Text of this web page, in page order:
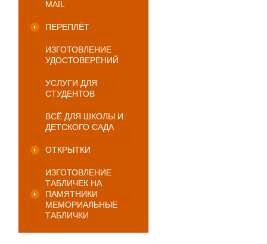
MAIL
ПЕРЕПЛЁТ
ИЗГОТОВЛЕНИЕ
УДОСТОВЕРЕНИЙ
УСЛУГИ ДЛЯ
СТУДЕНТОВ
ВСЁ ДЛЯ ШКОЛЫ И
ДЕТСКОГО САДА
ОТКРЫТКИ
ИЗГОТОВЛЕНИЕ
ТАБЛИЧЕК НА
ПАМЯТНИКИ
МЕМОРИАЛЬНЫЕ
ТАБЛИЧКИ